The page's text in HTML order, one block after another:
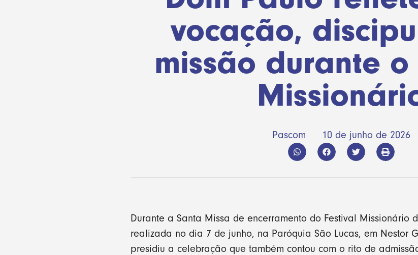
vocação,
missão durante o
Pascom 10 de junho de 2026
Durante a Santa Missa de encerramento do Festival Missionário
realizada no dia 7 de junho, na Paróquia São Lucas, em Nestor
presidiu a celebração que também contou com o rito de